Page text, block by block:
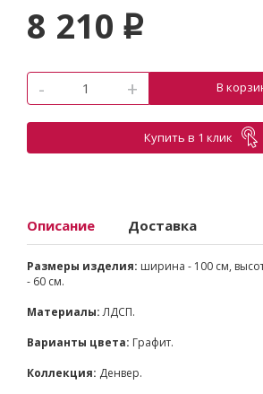
8 210 p
- + В
Купить в 1 клик
Описание Доставка
Размеры изделия: ширина - 100 см,
- 60 см.
Материалы:ЛДСП.
Варианты цвета: Графит.
Коллекция: Денвер.